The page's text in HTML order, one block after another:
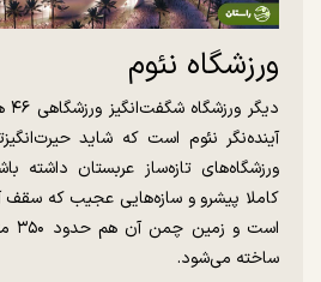
ورزشگاه نئوم
آینده‌نگر نئوم است که شاید
ورزشگاه‌های تازه‌ساز عربستان داشته
کاملا پیشرو و سازه‌هایی عجیب که
است
ساخته می‌شود.